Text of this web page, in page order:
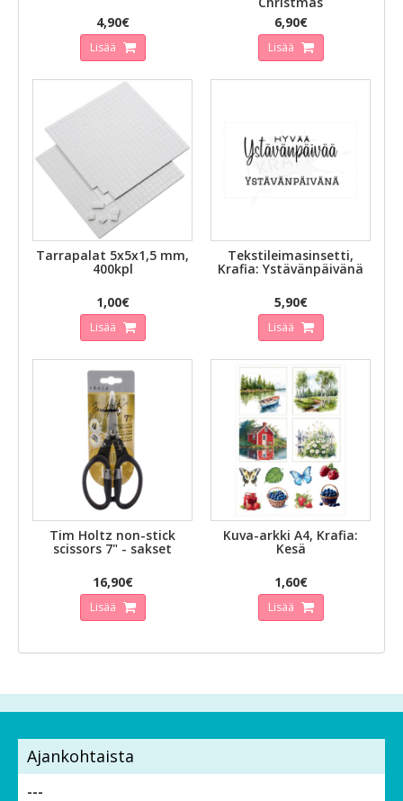
4,90€
Lisää
6,90€
Lisää
Tarrapalat 5x5x1,5 mm,
400kpl
1,00€
Lisää
Tekstileimasinsetti,
Krafia: Ystävänpäivänä
5,90€
Lisää
Tim Holtz non-stick
scissors 7" - sakset
16,90€
Lisää
Kuva-arkki A4, Krafia:
Kesä
1,60€
Lisää
Ajankohtaista
---